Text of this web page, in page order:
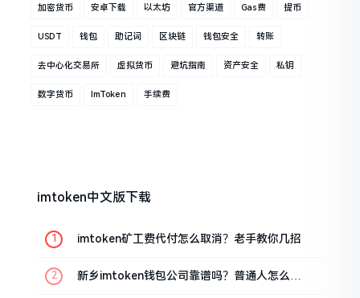
加密货币 安卓下载 以太坊 官方渠道 Gas费 提币
USDT 钱包 助记词 区块链 钱包安全 转账
去中心化交易所 虚拟货币 避坑指南 资产安全 私钥
数字货币 ImToken 手续费
imtoken中文版下载
imtoken矿工费代付怎么取消？老手教你几招
新乡imtoken钱包公司靠谱吗？普通人怎么避